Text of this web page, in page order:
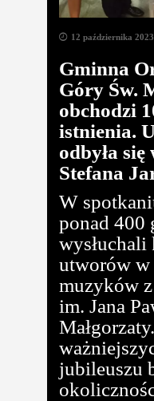
12 października 2023
Gminna
Góry Św.
obchodzi
istnienia.
odbyła
Stefana
W
ponad 400
utworów
muzyków
im. Jana
jubileuszu